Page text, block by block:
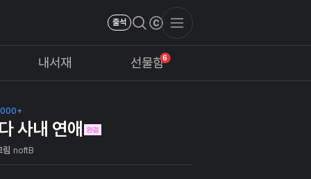
출석
내서재 6
선물함
사내 연애
림 noftB